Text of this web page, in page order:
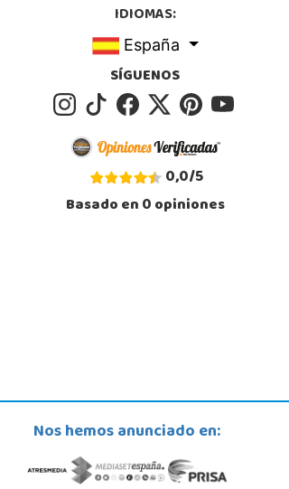
IDIOMAS:
España
SÍGUENOS
0,0/5
Basado en0opiniones
Nos hemos anunciado en: